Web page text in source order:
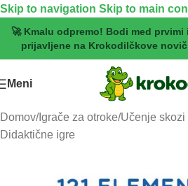
Skip to navigation Skip to main
🚀 Kmalu odpremo! Bodi med prvimi
prijavljene na Krokodilčkove
Meni
Domov/Igrače za otroke/Učenje skozi
Didaktične igre